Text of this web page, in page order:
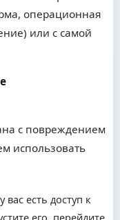
операционная
или с самой
с повреждением
использовать
вас есть доступ к
его, перейдите